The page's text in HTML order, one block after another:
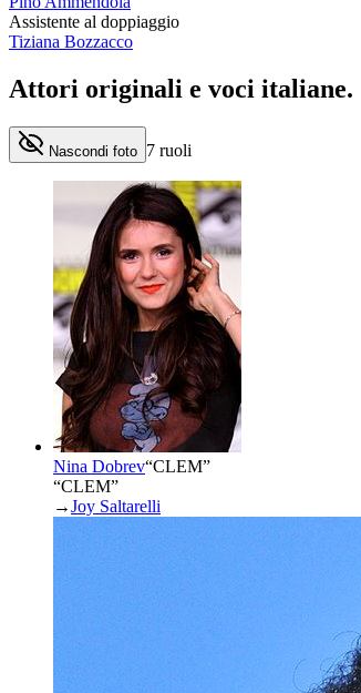
Assistente al doppiaggio
Tiziana Bozzacco
Attori originali e voci italiane.
Nascondi foto 7 ruoli
Nina Dobrev“CLEM”
“CLEM”
→Joy Saltarelli